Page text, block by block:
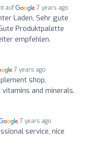
auf 7 years ago
Laden, Sehr gute
Produktpalette
empfehlen.
7 years ago
shop,
and minerals.
7 years ago
service, nice